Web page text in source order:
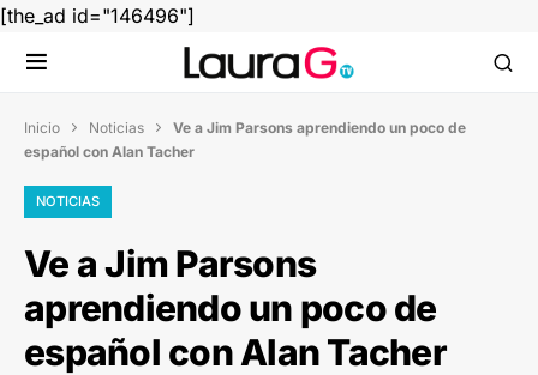
[the_ad id="146496"]
Inicio  Noticias  Ve a Jim Parsons aprendiendo un poco de
español con Alan Tacher
NOTICIAS
Ve a Jim Parsons
aprendiendo un poco de
español con Alan Tacher